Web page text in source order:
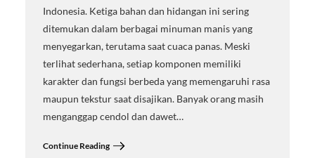
Indonesia. Ketiga bahan dan hidangan ini sering
ditemukan dalam berbagai minuman manis yang
menyegarkan, terutama saat cuaca panas. Meski
terlihat sederhana, setiap komponen memiliki
karakter dan fungsi berbeda yang memengaruhi rasa
maupun tekstur saat disajikan. Banyak orang masih
menganggap cendol dan dawet…
Continue Reading